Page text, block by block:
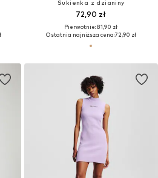
Sukienka z dzianiny
72,90 zł
Pierwotnie: 81,90 zł
Ostatnia najniższa cena:72,90 zł